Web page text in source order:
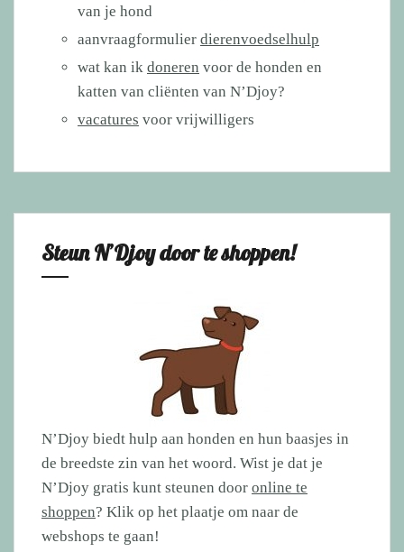
van je hond
aanvraagformulier dierenvoedselhulp
wat kan ik doneren voor de honden en
katten van cliënten van N’Djoy?
vacatures voor vrijwilligers
Steun N’Djoy door te shoppen!
N’Djoy biedt hulp aan honden en hun baasjes in
de breedste zin van het woord. Wist je dat je
N’Djoy gratis kunt steunen door online te
shoppen? Klik op het plaatje om naar de
webshops te gaan!